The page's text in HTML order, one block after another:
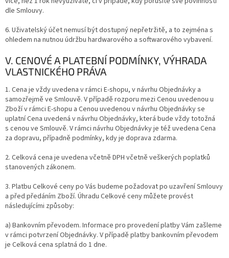
dle Smlouvy.
6. Uživatelský účet nemusí být dostupný nepřetržitě, a to zejména s
ohledem na nutnou údržbu hardwarového a softwarového vybavení.
V. CENOVÉ A PLATEBNÍ PODMÍNKY, VÝHRADA
VLASTNICKÉHO PRÁVA
1. Cena je vždy uvedena v rámci E-shopu, v návrhu Objednávky a
samozřejmě ve Smlouvě. V případě rozporu mezi Cenou uvedenou u
Zboží v rámci E-shopu a Cenou uvedenou v návrhu Objednávky se
uplatní Cena uvedená v návrhu Objednávky, která bude vždy totožná
s cenou ve Smlouvě. V rámci návrhu Objednávky je též uvedena Cena
za dopravu, případně podmínky, kdy je doprava zdarma.
2. Celková cena je uvedena včetně DPH včetně veškerých poplatků
stanovených zákonem.
3. Platbu Celkové ceny po Vás budeme požadovat po uzavření Smlouvy
a před předáním Zboží. Úhradu Celkové ceny můžete provést
následujícími způsoby:
a) Bankovním převodem. Informace pro provedení platby Vám zašleme
v rámci potvrzení Objednávky. V případě platby bankovním převodem
je Celková cena splatná do 1 dne.